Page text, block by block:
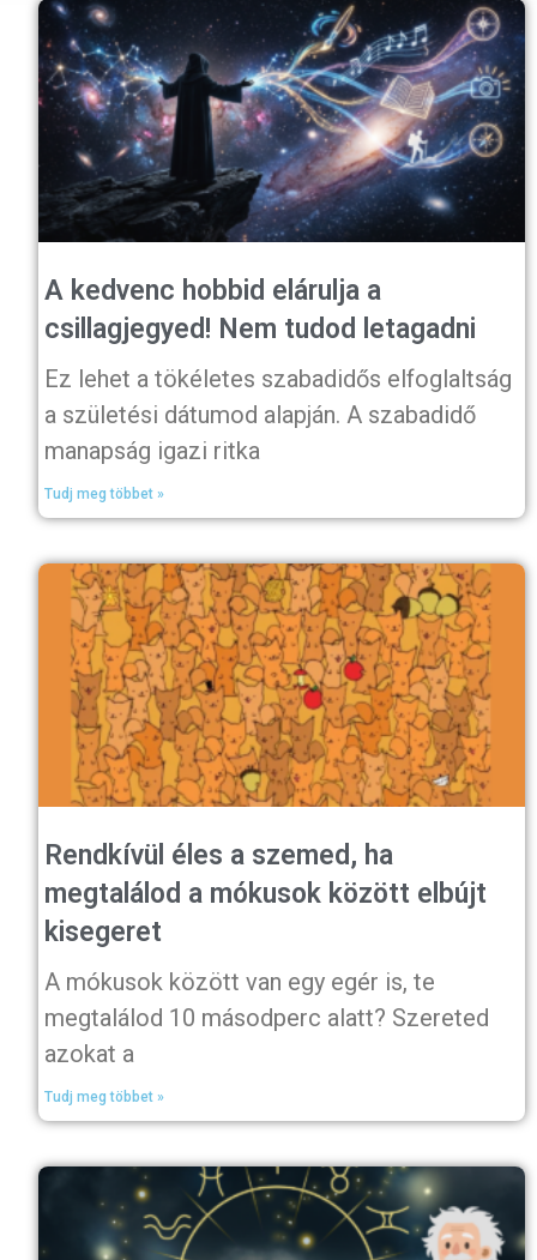
A kedvenc hobbid elárulja a
csillagjegyed! Nem tudod letagadni
Ez lehet a tökéletes szabadidős elfoglaltság
a születési dátumod alapján. A szabadidő
manapság igazi ritka
Tudj meg többet »
Rendkívül éles a szemed, ha
megtalálod a mókusok között elbújt
kisegeret
A mókusok között van egy egér is, te
megtalálod 10 másodperc alatt? Szereted
azokat a
Tudj meg többet »